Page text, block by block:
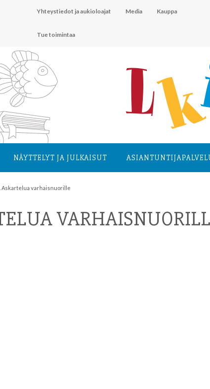
Yhteystiedot ja aukioloajat Media Kauppa
Tue toimintaa
NÄYTTELYT JA JULKAISUT
Askartelua varhaisnuorille